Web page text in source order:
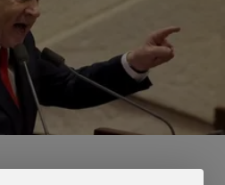
vuole salvare sé